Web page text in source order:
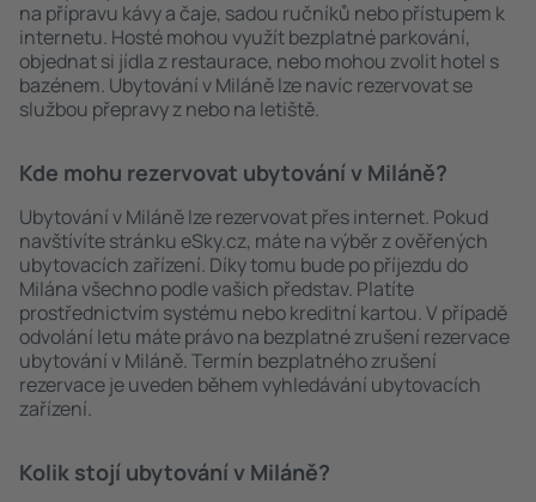
na přípravu kávy a čaje, sadou ručníků nebo přístupem k
internetu. Hosté mohou využít bezplatné parkování,
objednat si jídla z restaurace, nebo mohou zvolit hotel s
bazénem. Ubytování v Miláně lze navíc rezervovat se
službou přepravy z nebo na letiště.
Kde mohu rezervovat ubytování v Miláně?
Ubytování v Miláně lze rezervovat přes internet. Pokud
navštívíte stránku eSky.cz, máte na výběr z ověřených
ubytovacích zařízení. Díky tomu bude po příjezdu do
Milána všechno podle vašich představ. Platíte
prostřednictvím systému nebo kreditní kartou. V případě
odvolání letu máte právo na bezplatné zrušení rezervace
ubytování v Miláně. Termín bezplatného zrušení
rezervace je uveden během vyhledávání ubytovacích
zařízení.
Kolik stojí ubytování v Miláně?